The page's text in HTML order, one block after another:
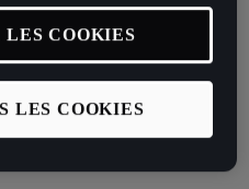
manière de devenir, le temps
monde dénué de toute
LES COOKIES
COOKIES